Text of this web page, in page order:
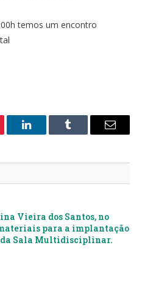
temos um encontro
LinkedInTumblr
E-
Vieira dos Santos, no
para a implantação
da Sala Multidisciplinar.